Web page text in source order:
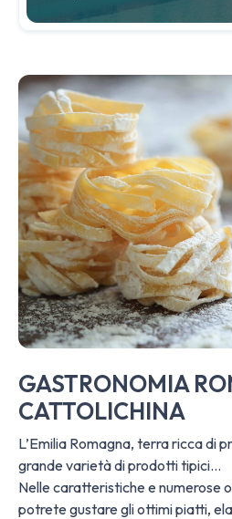
GASTRONOMIA
CATTOLICHINA
L’Emilia Romagna, terra ricca di
grande varietà di prodotti tipici…
Nelle caratteristiche e numerose
potrete gustare gli ottimi piatti,